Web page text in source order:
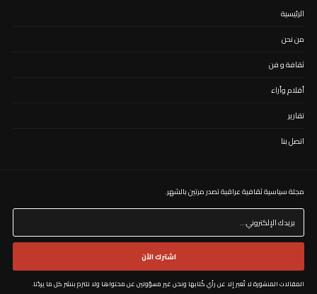
الرئيسية
من نحن
ثقافة و فن
أقلام وأراء
تقارير
اتصل بنا
مجلة سياسية ثقافية عراقية تصدر مرتين بالشهر. ​
اشترك الآن
المقالات المنشورة لا تُعبر إلا عن رأي كُتابها ونحن غير مسؤولين عن محتواها ولا نلتزم بنشر كل ما يردُنا.